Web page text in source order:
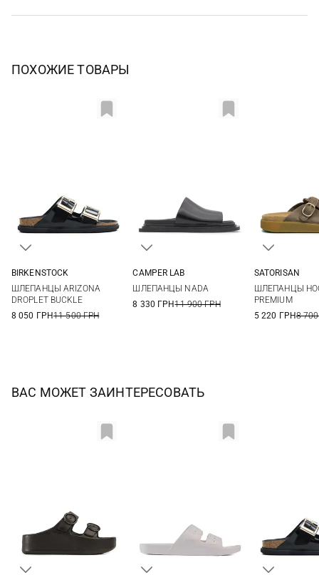
ПОХОЖИЕ ТОВАРЫ
40
41
BIRKENSTOCK
ШЛЕПАНЦЫ ARIZONA
DROPLET BUCKLE
8 050 ГРН11 500 ГРН
CAMPER LAB
ШЛЕПАНЦЫ NADA
8 330 ГРН11 900 ГРН
40
41
SATORISAN
ШЛЕПАНЦЫ
PREMIUM
5 220 ГРН8
ВАС МОЖЕТ ЗАИНТЕРЕСОВАТЬ